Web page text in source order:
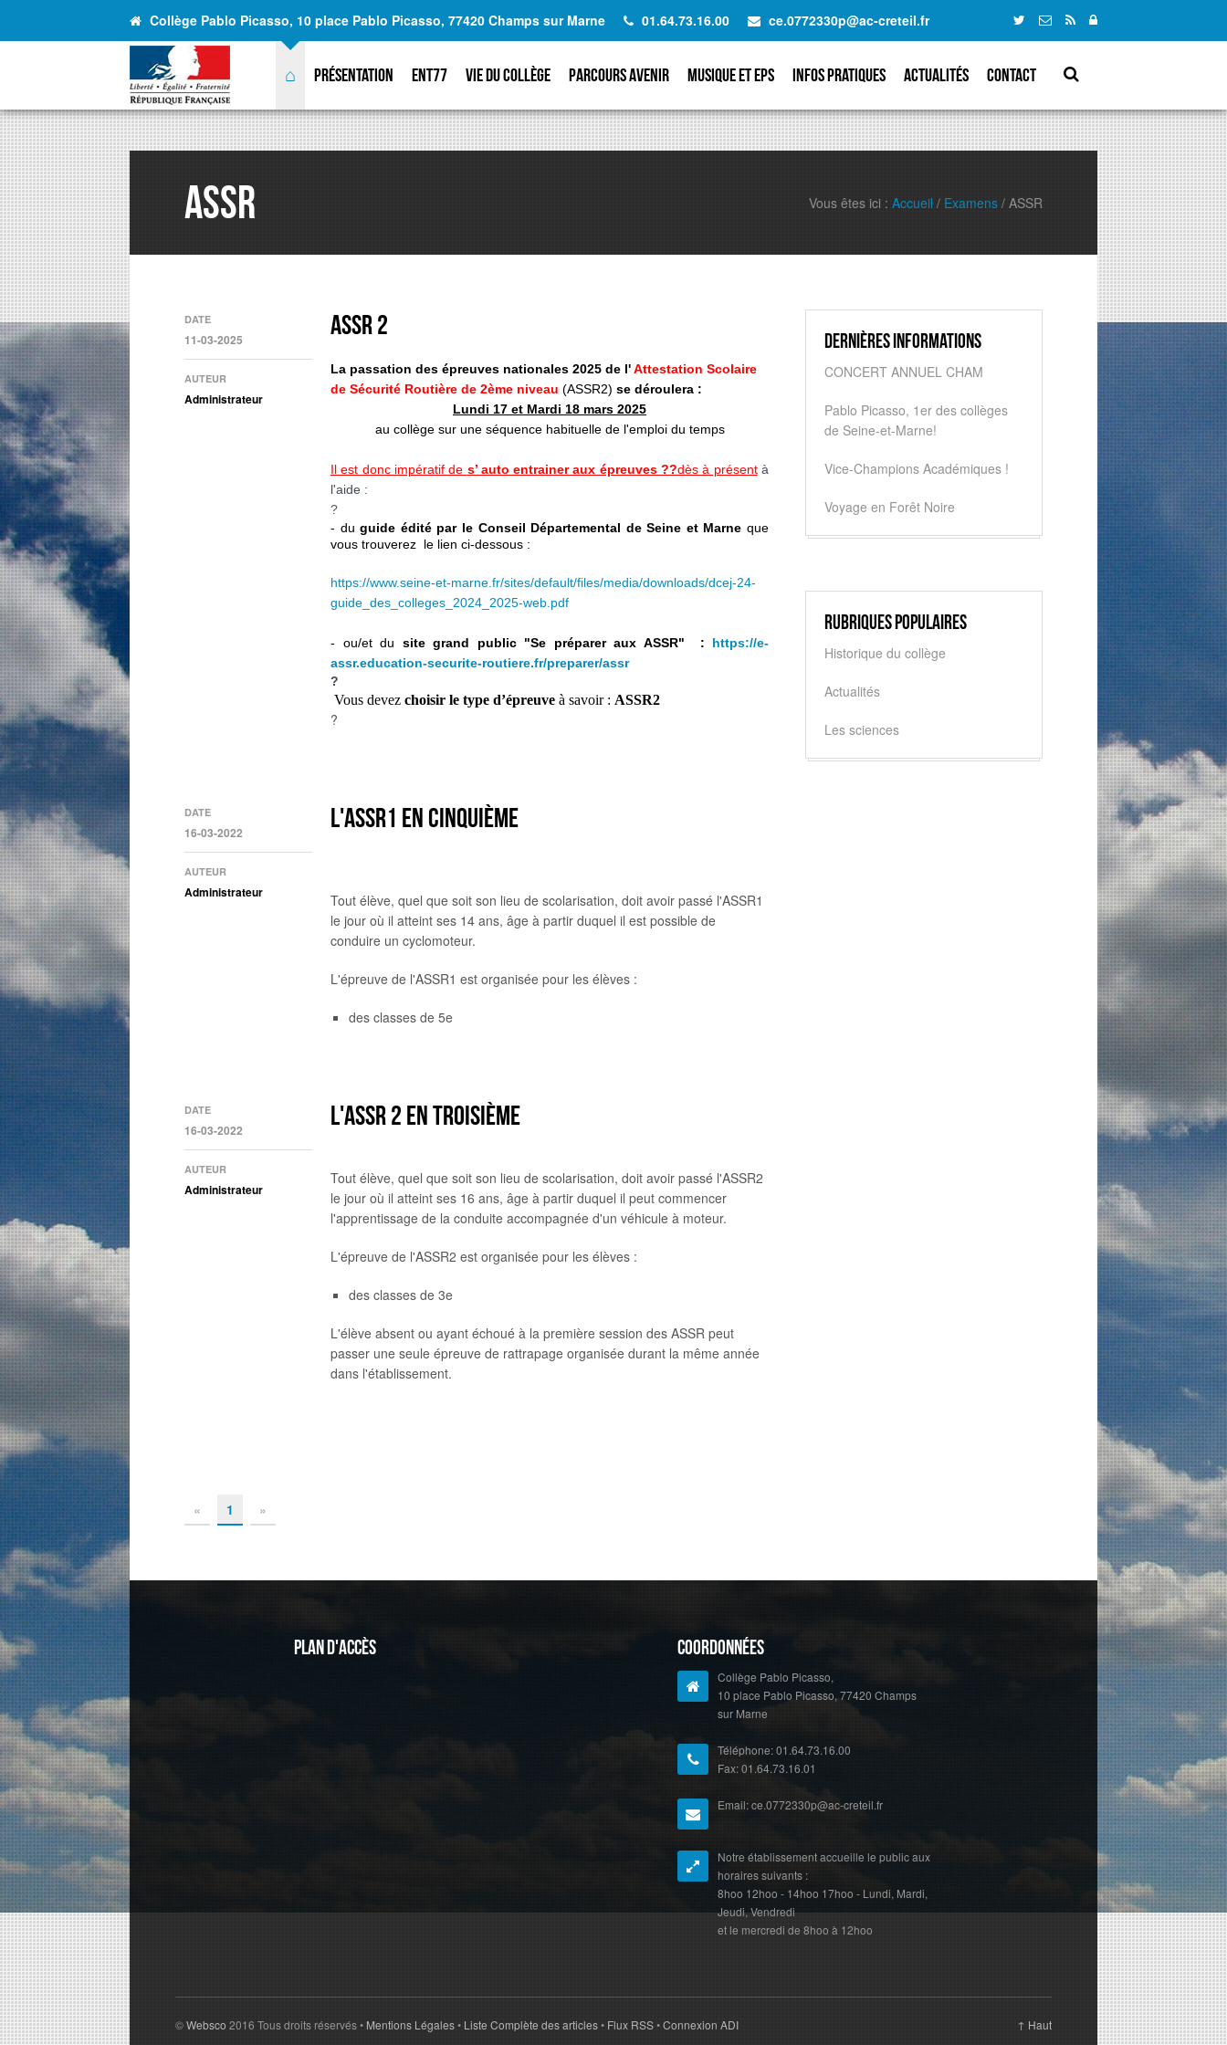
Collège Pablo Picasso, 10 place Pablo Picasso, 77420 Champs sur Marne 01.64.73.16.00 ce.0772330p@ac-creteil.fr
⌂ Présentation ENT77 Vie du collège Parcours avenir Musique et EPS Infos pratiques Actualités Contact
ASSR Vous êtes ici : Accueil / Examens / ASSR
DATE
11-03-2025
AUTEUR
Administrateur
ASSR 2
La passation des épreuves nationales 2025 de l'Attestation Scolaire
de Sécurité Routière de 2ème niveau (ASSR2) se déroulera :
Lundi 17 et Mardi 18 mars 2025
au collège sur une séquence habituelle de l'emploi du temps
Il est donc impératif de s’ auto entrainer aux épreuves??dès à présent à
l'aide :
?
- duguide édité par le Conseil Départemental de Seine et Marne que
vous trouverez le lien ci-dessous :
https://www.seine-et-marne.fr/sites/default/files/media/downloads/dcej-24-
guide_des_colleges_2024_2025-web.pdf
- ou/et du site grand public "Se préparer aux ASSR" :
https://e-
assr.education-securite-routiere.fr/preparer/assr
?
Vous devez choisir le type d’épreuve à savoir : ASSR2
?
DATE
16-03-2022
AUTEUR
Administrateur
L'ASSR1 en cinquième
Tout élève, quel que soit son lieu de scolarisation, doit avoir passé l'ASSR1
le jour où il atteint ses 14 ans, âge à partir duquel il est possible de
conduire un cyclomoteur.
L'épreuve de l'ASSR1 est organisée pour les élèves :
des classes de 5e
DATE
16-03-2022
AUTEUR
Administrateur
L'ASSR 2 en troisième
Tout élève, quel que soit son lieu de scolarisation, doit avoir passé l'ASSR2
le jour où il atteint ses 16 ans, âge à partir duquel il peut commencer
l'apprentissage de la conduite accompagnée d'un véhicule à moteur.
L'épreuve de l'ASSR2 est organisée pour les élèves :
des classes de 3e
L'élève absent ou ayant échoué à la première session des ASSR peut
passer une seule épreuve de rattrapage organisée durant la même année
dans l'établissement.
« 1 »
Dernières informations
CONCERT ANNUEL CHAM
Pablo Picasso, 1er des collèges
de Seine-et-Marne!
Vice-Champions Académiques !
Voyage en Forêt Noire
Rubriques populaires
Historique du collège
Actualités
Les sciences
Plan d'accès Coordonnées
Collège Pablo Picasso,
10 place Pablo Picasso, 77420 Champs
sur Marne
Téléphone: 01.64.73.16.00
Fax: 01.64.73.16.01
Email: ce.0772330p@ac-creteil.fr
Notre établissement accueille le public aux
horaires suivants :
8hoo 12hoo - 14hoo 17hoo - Lundi, Mardi,
Jeudi, Vendredi
et le mercredi de 8hoo à 12hoo
©Websco 2016 Tous droits réservés • Mentions Légales• Liste Complète des articles• Flux RSS•Connexion ADI ↑ Haut